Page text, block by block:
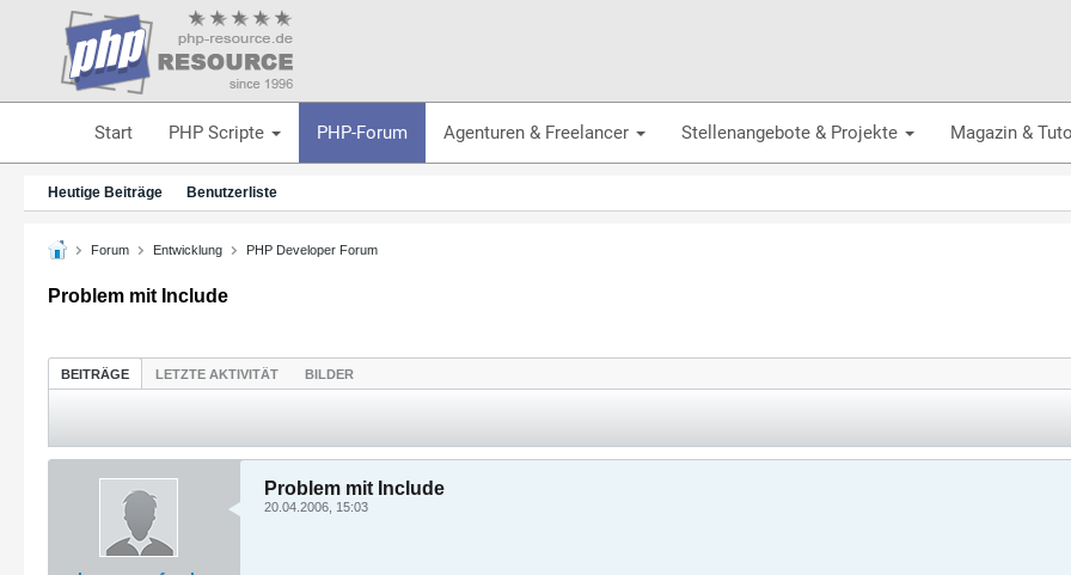
Start PHP Scripte PHP-Forum Agenturen & Freelancer Stellenangebote & Projekte Magazin &
Heutige Beiträge Benutzerliste
Forum Entwicklung PHP Developer Forum
Problem mit Include
BEITRÄGE LETZTE AKTIVITÄT BILDER
Problem mit Include
20.04.2006, 15:03